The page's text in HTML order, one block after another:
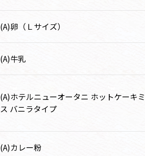
(A)卵（Ｌサイズ）
(A)牛乳
(A)ホテルニューオータニ ホットケーキ
ス バニラタイプ
(A)カレー粉